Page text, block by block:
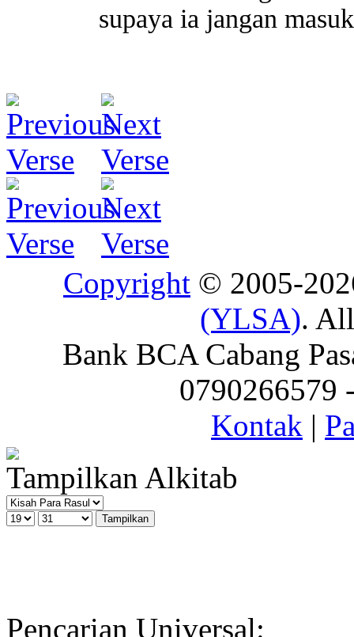
supaya ia jangan
Copyright © 2005-
(YLSA).
Bank BCA Cabang
0790266579
Kontak |
Tampilkan Alkitab
Pencarian Universal: